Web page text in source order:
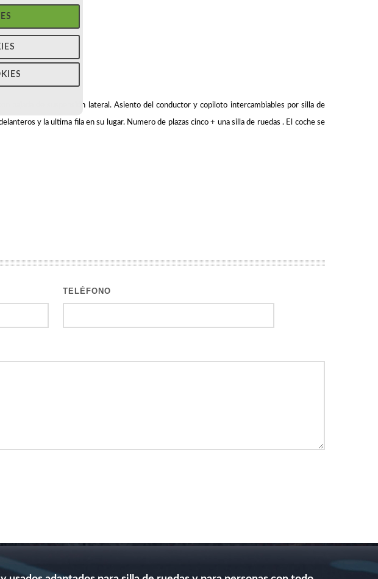
bajada de suspensión lateral. Asiento del conductor y copiloto intercambiables por silla de
y la ultima fila en su lugar. Numero de plazas cinco + una silla de ruedas . El coche se
TELÉFONO